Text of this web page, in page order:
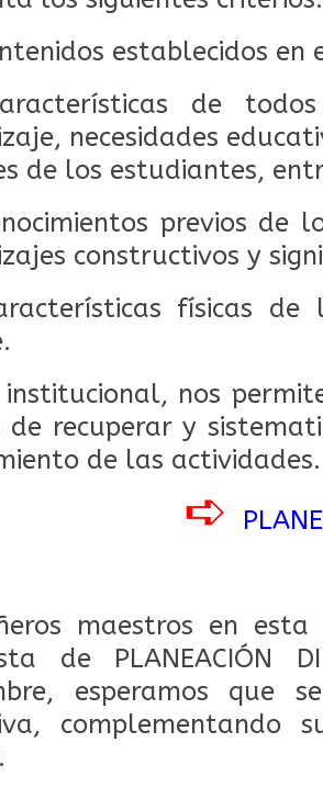
establecidos
de
necesidades
de los estudiantes,
previos de
constructivos y
físicas
nos
de recuperar y
de las actividades.
➪
maestros en
de PLANEACIÓN
esperamos que
complementando